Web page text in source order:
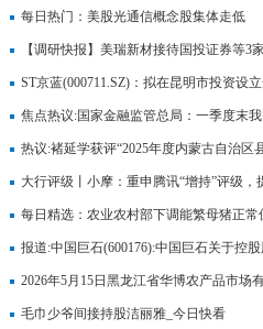
每日热门：美股光通信概念股集体走低
【调研快报】美瑞新材接待国投证券等3
ST京蓝(000711.SZ)：拟在昆明市投资设
焦点热议:国家金融监管总局：一季度末
融机构本外币资产总额494.7万亿元 同比
热议:褚延学获评“2025年度内蒙古自治区
先进个人”
大行评级丨小摩：重申腾讯“增持”评级，
险值得留意 观察
每日精选：农业农村部下调能繁母猪正常
报道:中国巨石(600176):中国巨石关于控
结果
2026年5月15日黑龙江省华博农产品市场
行情
毛巾少爷间接持股洁丽雅_今日快看